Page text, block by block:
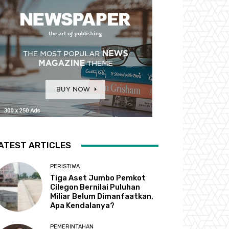
ARTICLES
PERISTIWA
Tiga Aset Jumbo Pemkot
Cilegon Bernilai Puluhan
Miliar Belum Dimanfaatkan,
Apa Kendalanya?
PEMERINTAHAN